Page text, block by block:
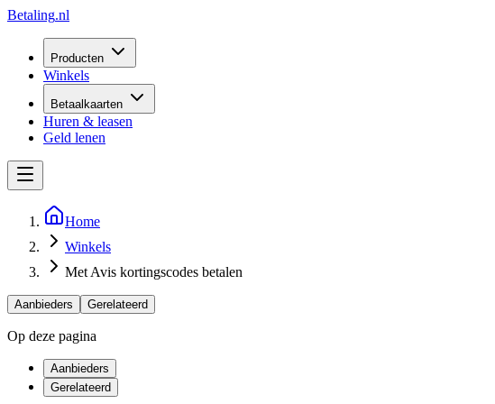
Betaling.nl
Producten
Winkels
Betaalkaarten
Huren & leasen
Geld lenen
Home
Winkels
Met Avis kortingscodes betalen
Aanbieders Gerelateerd
Op deze pagina
Aanbieders
Gerelateerd